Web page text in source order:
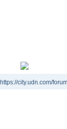
city.udn.com/